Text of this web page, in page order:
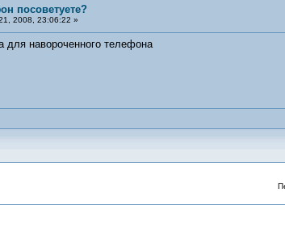
посоветуете?
2008, 23:06:22 »
для навороченного телефона